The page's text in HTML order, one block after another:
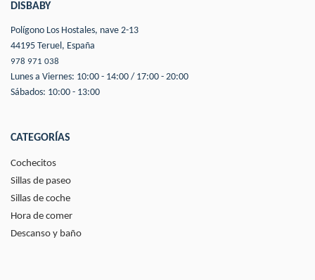
DISBABY
Polígono Los Hostales, nave 2-13
44195 Teruel, España
978 971 038
Lunes a Viernes: 10:00 - 14:00 / 17:00 - 20:00
Sábados: 10:00 - 13:00
CATEGORÍAS
Cochecitos
Sillas de paseo
Sillas de coche
Hora de comer
Descanso y baño